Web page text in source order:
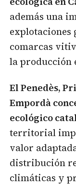
además una
explotaciones
comarcas
la producción
El Penedès,
Empordà
ecológico
territorial
valor
distribución
climáticas y